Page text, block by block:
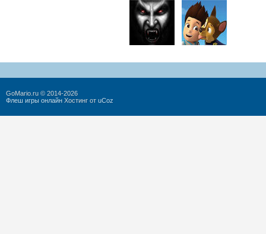
GoMario.ru © 2014-2026
Флеш игры онлайн Хостинг от uCoz